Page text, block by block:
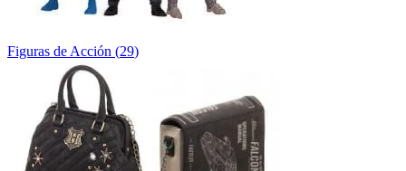
Figuras de Acción (29)